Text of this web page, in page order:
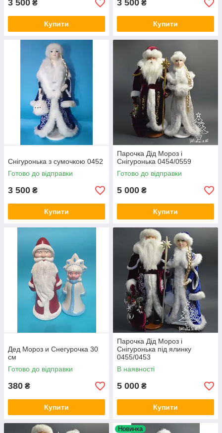
3 500 ₴
Купити
3 500 ₴
Купити
Снігуронька з сумочкою 0452
Готово до відправки
3 500 ₴
Купити
Парочка Дід Мороз і
Снігуронька 0454/0559
Готово до відправки
5 000 ₴
Купити
Дед Мороз и Снегурочка 30
см
Готово до відправки
380 ₴
Купити
Парочка Дід Мороз і
Снігуронька під ялинку
0455/0453
В наявності
5 000 ₴
Купити
Новинка